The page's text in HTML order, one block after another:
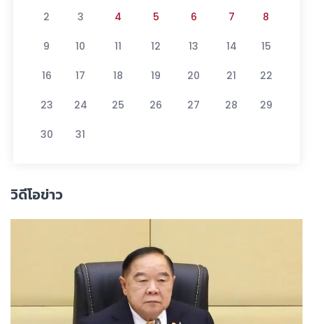
2 3 4 5 6 7 8
9 10 11 12 13 14 15
16 17 18 19 20 21 22
23 24 25 26 27 28 29
30 31
วิดีโอข่าว